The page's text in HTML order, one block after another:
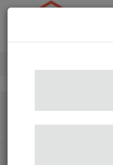
Избранное